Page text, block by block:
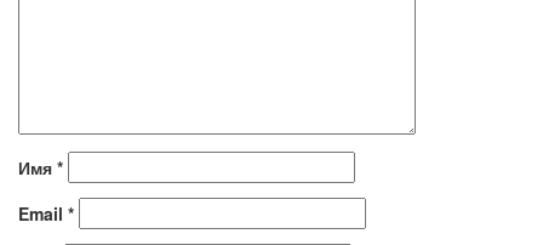
Имя *
Email *